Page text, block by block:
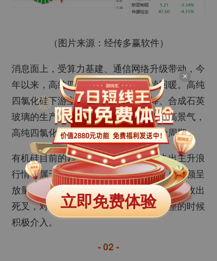
（图片来源：经传多赢软件）
消息面上，受算力基建、通信网络升级带动，今
年以来，高纯四氯化硅市场需求持续回暖。高纯
四氯化硅下游主要应用于光纤预制棒、合成石英
玻璃的生产。据了解，受益于全球光纤高景气，
高纯四氯化硅同步进入紧缺导致的涨价周期。
有机硅目前的趋势并不算很强，没有走出主升浪
行情，属于在相对高的位置窄幅震荡，成交额呈
放量状态，流动资金持续翻红，但捕捞季节收出
死叉，对该方向感兴趣的可以趁它在调整的时候
积极介入。
- 02 -
立即免费体验